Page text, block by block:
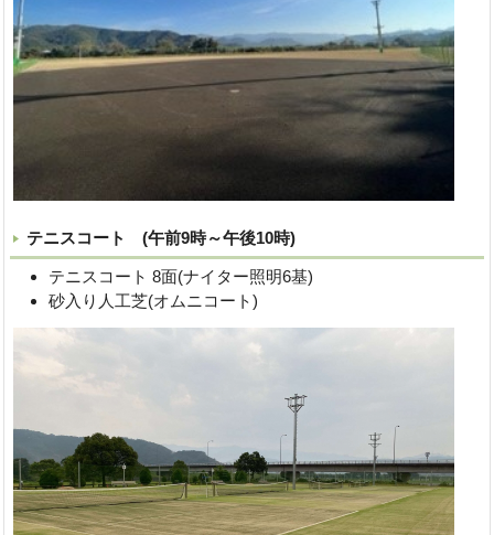
テニスコート (午前9時～午後10時)
テニスコート 8面(ナイター照明6基)
砂入り人工芝(オムニコート)